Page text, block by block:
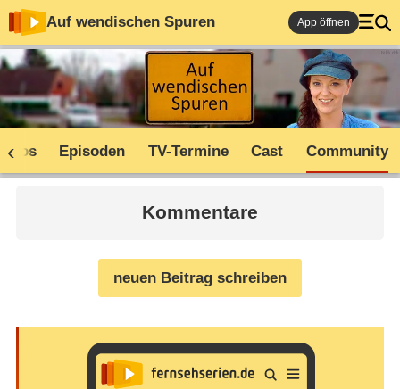
Auf wendischen Spuren App öffnen
Infos Episoden TV-Termine Cast Community
Kommentare
neuen Beitrag schreiben